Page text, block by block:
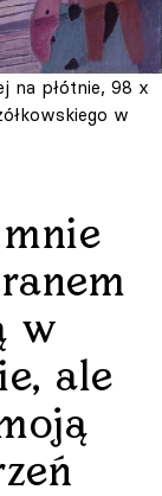
na płótnie, 98 x
w
w
ale